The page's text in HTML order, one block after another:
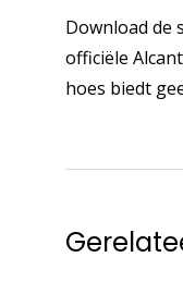
Download de
officiële
hoes biedt